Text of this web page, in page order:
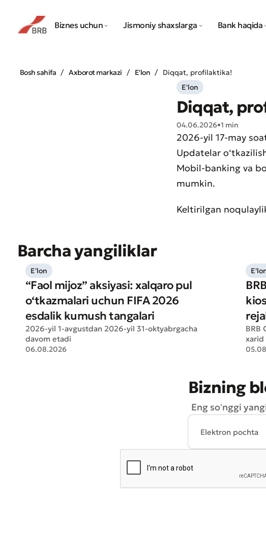
Biznes uchun Jismoniy shaxslarga Bank haqida
Xizmat
Murojaat
Bosh sahifa Axborot markazi E'lon
Diqqat, profilaktika!
E'lon
Diqqat,
04.06.2026•1 min
2026-yil 17-may
Updatelar
Mobil-banking va
mumkin.
Keltirilgan
Barcha yangiliklar
E'lon
“Faol mijoz” aksiyasi: xalqaro pul
o‘tkazmalari uchun FIFA 2026
esdalik kumush tangalari
2026-yil 1-avgustdan 2026-yil 31-oktyabrgacha
davom etadi
06.08.2026
BRB
xarid
Bizning
Eng soʻnggi